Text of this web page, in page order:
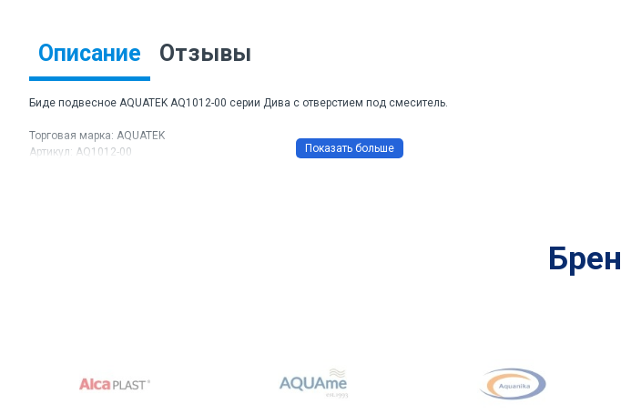
Описание Отзывы
Биде подвесное AQUATEK AQ1012-00 серии Дива с отверстием под смеситель.
Торговая марка: AQUATEK
Артикул: AQ1012-00